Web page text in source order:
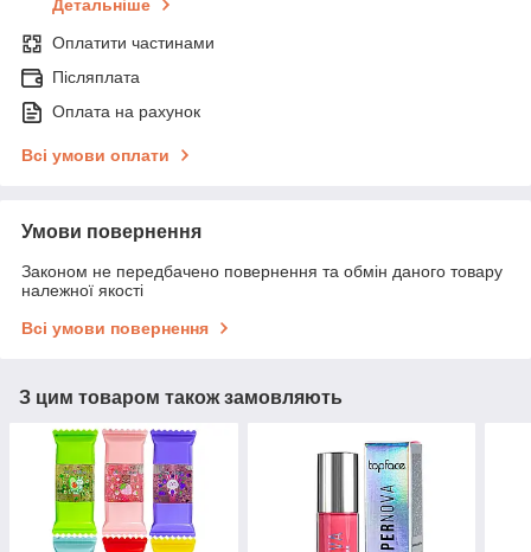
Детальніше
Оплатити частинами
Післяплата
Оплата на рахунок
Всі умови оплати
Умови повернення
Законом не передбачено повернення та обмін даного товару
належної якості
Всі умови повернення
З цим товаром також замовляють